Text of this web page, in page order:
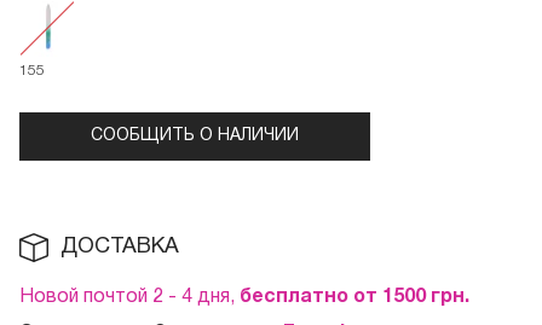
155
СООБЩИТЬ О НАЛИЧИИ
ДОСТАВКА
Новой почтой 2 - 4 дня, бесплатно от 1500 грн.